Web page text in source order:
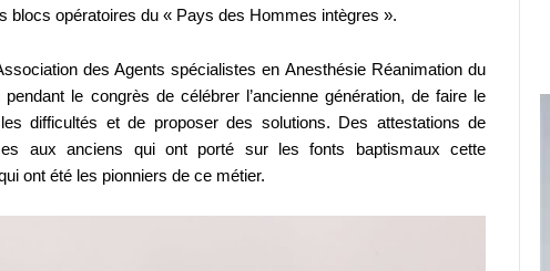
blocs opératoires du « Pays des Hommes intègres ».
des Agents spécialistes en Anesthésie Réanimation du
le congrès de célébrer l’ancienne génération, de faire le
difficultés et de proposer des solutions. Des attestations de
aux anciens qui ont porté sur les fonts baptismaux cette
ont été les pionniers de ce métier.